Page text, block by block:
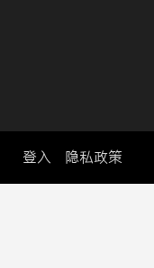
登入 隐私政策